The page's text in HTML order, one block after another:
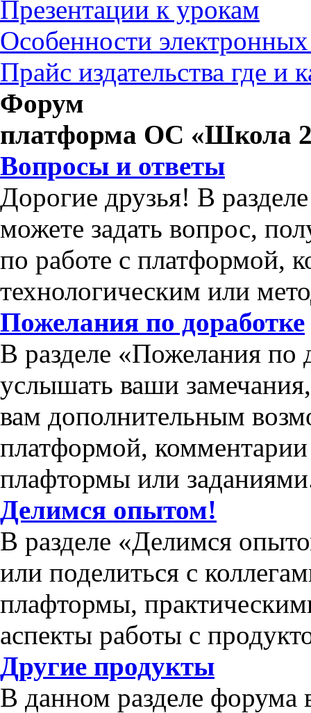
Презентации к урокам
Особенности
Прайс издательства где и
Форум
платформа ОС «Школа
Вопросы и ответы
Дорогие друзья! В
можете задать вопрос,
по работе с платформой,
технологическим или
Пожелания по доработке
В разделе «Пожелания по
услышать ваши
вам дополнительным
платформой,
плафтормы или
Делимся опытом!
В разделе «Делимся
или поделиться с
плафтормы,
аспекты работы с
Другие продукты
В данном разделе форума